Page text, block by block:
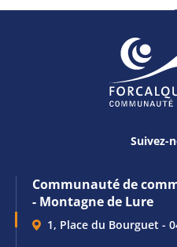
Suivez-
Communauté de
- Montagne de Lure
1, Place du Bourguet -